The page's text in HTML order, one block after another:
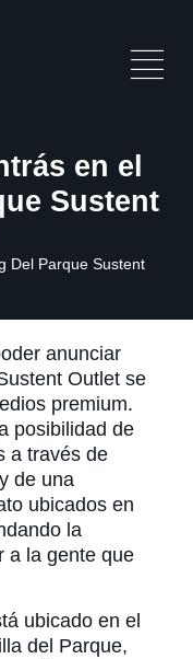
en el
Sustent
Del Parque Sustent
anunciar
Outlet se
premium.
posibilidad de
a través de
de una
ubicados en
la
a la gente que
ubicado en el
del Parque,